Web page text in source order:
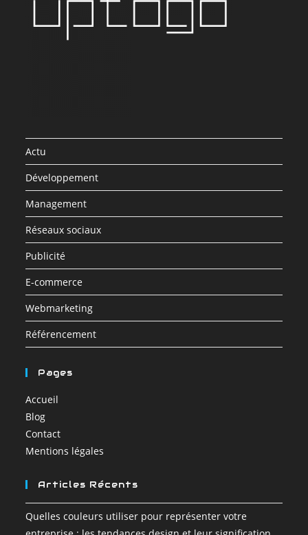
Actu
Développement
Management
Réseaux sociaux
Publicité
E-commerce
Webmarketing
Référencement
Pages
Accueil
Blog
Contact
Mentions légales
Articles Récents
Quelles couleurs utiliser pour représenter votre